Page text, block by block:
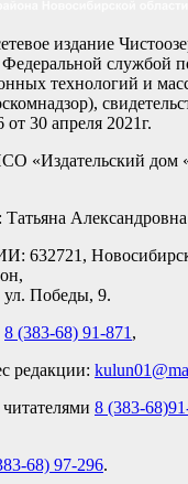
издание
службой
технологий и
30 апреля 2021г.
«Издательский дом
Татьяна
ул. Победы, 9.
8 (383-68) 91-871 ,
редакции:
8 (383-
68) 97-296.